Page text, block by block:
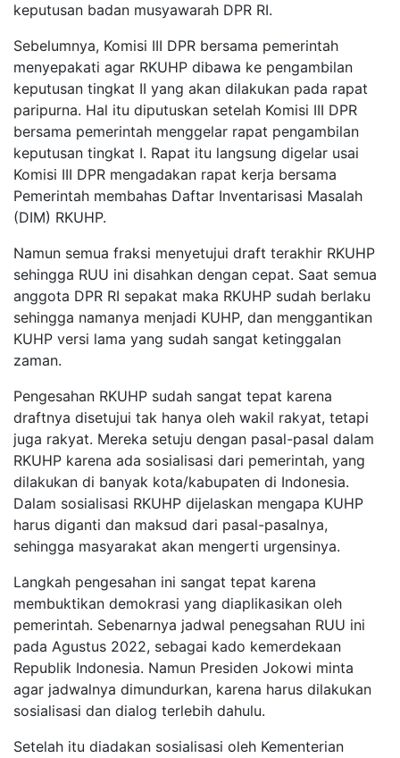
keputusan badan musyawarah DPR RI.
Sebelumnya, Komisi III DPR bersama pemerintah
menyepakati agar RKUHP dibawa ke pengambilan
keputusan tingkat II yang akan dilakukan pada rapat
paripurna. Hal itu diputuskan setelah Komisi III DPR
bersama pemerintah menggelar rapat pengambilan
keputusan tingkat I. Rapat itu langsung digelar usai
Komisi III DPR mengadakan rapat kerja bersama
Pemerintah membahas Daftar Inventarisasi Masalah
(DIM) RKUHP.
Namun semua fraksi menyetujui draft terakhir RKUHP
sehingga RUU ini disahkan dengan cepat. Saat semua
anggota DPR RI sepakat maka RKUHP sudah berlaku
sehingga namanya menjadi KUHP, dan menggantikan
KUHP versi lama yang sudah sangat ketinggalan
zaman.
Pengesahan RKUHP sudah sangat tepat karena
draftnya disetujui tak hanya oleh wakil rakyat, tetapi
juga rakyat. Mereka setuju dengan pasal-pasal dalam
RKUHP karena ada sosialisasi dari pemerintah, yang
dilakukan di banyak kota/kabupaten di Indonesia.
Dalam sosialisasi RKUHP dijelaskan mengapa KUHP
harus diganti dan maksud dari pasal-pasalnya,
sehingga masyarakat akan mengerti urgensinya.
Langkah pengesahan ini sangat tepat karena
membuktikan demokrasi yang diaplikasikan oleh
pemerintah. Sebenarnya jadwal penegsahan RUU ini
pada Agustus 2022, sebagai kado kemerdekaan
Republik Indonesia. Namun Presiden Jokowi minta
agar jadwalnya dimundurkan, karena harus dilakukan
sosialisasi dan dialog terlebih dahulu.
Setelah itu diadakan sosialisasi oleh Kementerian